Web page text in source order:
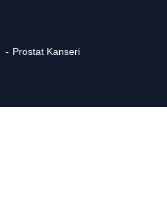
Prostat Kanseri